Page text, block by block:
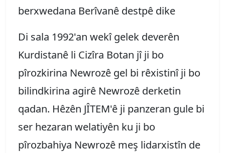
berxwedana Berîvanê destpê dike
Di sala 1992'an wekî gelek deverên
Kurdistanê li Cizîra Botan jî ji bo
pîrozkirina Newrozê gel bi rêxistinî ji bo
bilindkirina agirê Newrozê derketin
qadan. Hêzên JÎTEM'ê ji panzeran gule bi
ser hezaran welatiyên ku ji bo
pîrozbahiya Newrozê meş lidarxistîn de